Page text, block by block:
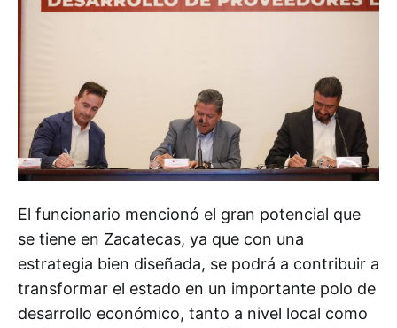
El funcionario mencionó el gran potencial que
se tiene en Zacatecas, ya que con una
estrategia bien diseñada, se podrá a contribuir a
transformar el estado en un importante polo de
desarrollo económico, tanto a nivel local como